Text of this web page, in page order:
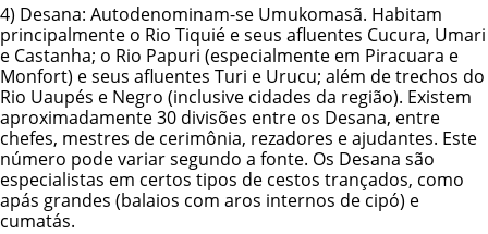
4) Desana: Autodenominam-se Umukomasã. Habitam
principalmente o Rio Tiquié e seus afluentes Cucura, Umari
e Castanha; o Rio Papuri (especialmente em Piracuara e
Monfort) e seus afluentes Turi e Urucu; além de trechos do
Rio Uaupés e Negro (inclusive cidades da região). Existem
aproximadamente 30 divisões entre os Desana, entre
chefes, mestres de cerimônia, rezadores e ajudantes. Este
número pode variar segundo a fonte. Os Desana são
especialistas em certos tipos de cestos trançados, como
apás grandes (balaios com aros internos de cipó) e
cumatás.